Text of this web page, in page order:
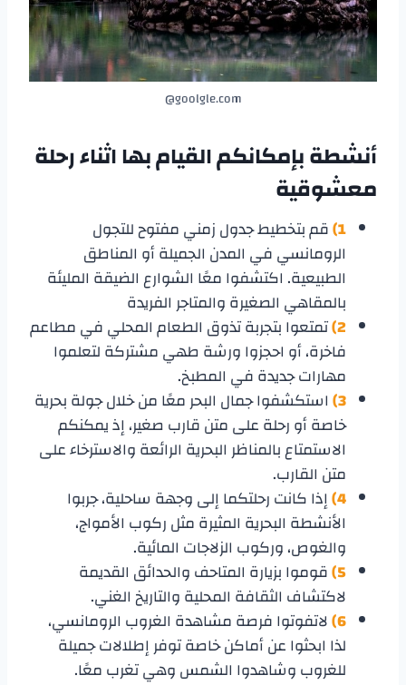
goolgle.com@
أنشطة بإمكانكم القيام بها اثناءرحلة
معشوقية
1) قم بتخطيط جدول زمني مفتوح للتجول
الرومانسي في المدن الجميلة أو المناطق
الطبيعية. اكتشفوا معًا الشوارع الضيقة المليئة
بالمقاهي الصغيرة والمتاجر الفريدة
2) تمتعوا بتجربة تذوق الطعام المحلي في مطاعم
فاخرة، أو احجزوا ورشة طهي مشتركة لتعلموا
مهارات جديدة في المطبخ.
3) استكشفوا جمال البحر معًا من خلال جولة بحرية
خاصة أو رحلة على متن قارب صغير، إذ يمكنكم
الاستمتاع بالمناظر البحرية الرائعة والاسترخاء على
متن القارب.
4) إذا كانت رحلتكما إلى وجهة ساحلية، جربوا
الأنشطة البحرية المثيرة مثل ركوب الأمواج،
والغوص، وركوب الزلاجات المائية.
5) قوموا بزيارة المتاحف والحدائق القديمة
لاكتشاف الثقافة المحلية والتاريخ الغني.
6) لاتفوتوا فرصة مشاهدة الغروب الرومانسي،
لذا ابحثوا عن أماكن خاصة توفر إطلالات جميلة
للغروب وشاهدوا الشمس وهي تغرب معًا.